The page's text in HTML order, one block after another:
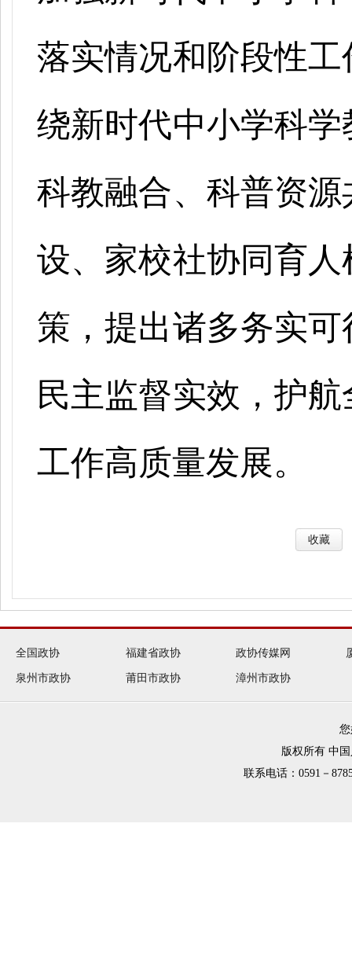
落实情况和阶段性
绕新时代中小学科
科教融合、科普资
设、家校社协同育
策，提出诸多务实
民主监督实效，护
工作高质量发展。
收藏
全国政协 福建省政协 政协传媒网
泉州市政协 莆田市政协 漳州市政协
版权所有 中
联系电话：0591－